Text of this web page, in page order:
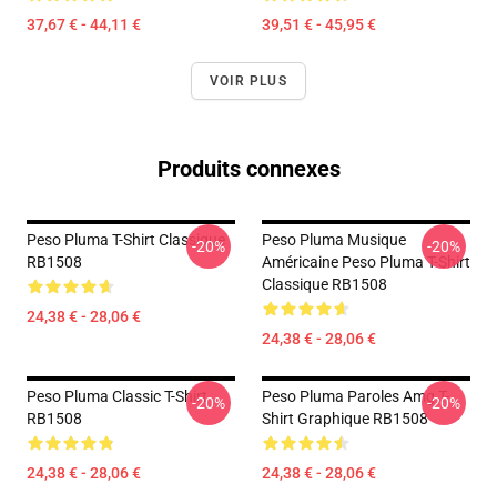
37,67 € - 44,11 € 39,51 € - 45,95 €
VOIR PLUS
Produits connexes
Peso Pluma T-Shirt Classique
RB1508
24,38 € - 28,06 €
-20%
Peso Pluma Musique
Américaine Peso Pluma T-Shirt
Classique RB1508
24,38 € - 28,06 €
-20%
Peso Pluma Classic T-Shirt
RB1508
24,38 € - 28,06 €
-20%
Peso Pluma Paroles Amg T-
Shirt Graphique RB1508
24,38 € - 28,06 €
-20%